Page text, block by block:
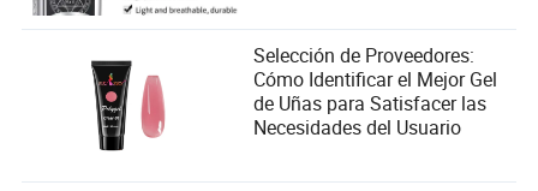
Selección de Proveedores:
Cómo Identificar el Mejor Gel
de Uñas para Satisfacer las
Necesidades del Usuario